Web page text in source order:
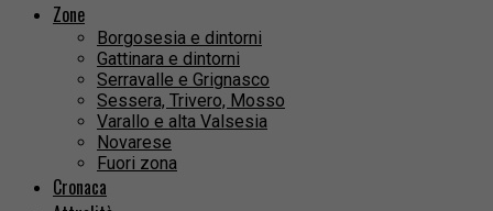
Zone
Borgosesia e dintorni
Gattinara e dintorni
Serravalle e Grignasco
Sessera, Trivero, Mosso
Varallo e alta Valsesia
Novarese
Fuori zona
Cronaca